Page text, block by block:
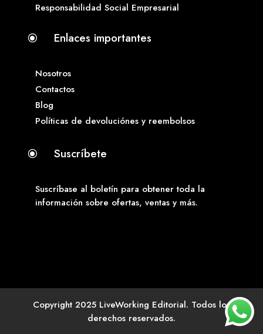
Responsabilidad Social Empresarial
\ Enlaces importantes
Nosotros
Contactos
Blog
Políticas de devoluciónes y reembolsos
\ Suscríbete
Suscríbase al boletín para obtener toda la
información sobre ofertas, ventas y más.
Copyright 2025 LiveWorking Editorial. Todos los
derechos reservados.